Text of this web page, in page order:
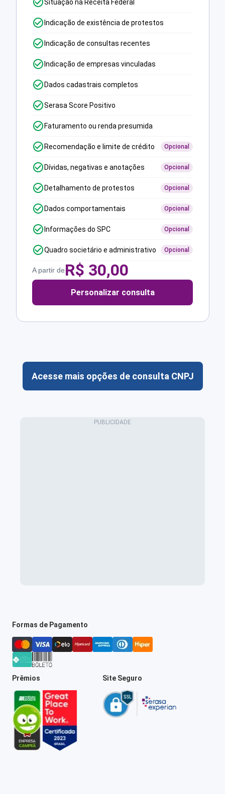
Situação na Receita Federal
Indicação de existência de protestos
Indicação de consultas recentes
Indicação de empresas vinculadas
Dados cadastrais completos
Serasa Score Positivo
Faturamento ou renda presumida
Recomendação e limite de crédito Opcional
Dívidas, negativas e anotações Opcional
Detalhamento de protestos Opcional
Dados comportamentais Opcional
Informações do SPC Opcional
Quadro societário e administrativo Opcional
A partir deR$ 30,00
Personalizar consulta
Acesse mais opções de consulta CNPJ
Formas de Pagamento
Prêmios Site Seguro